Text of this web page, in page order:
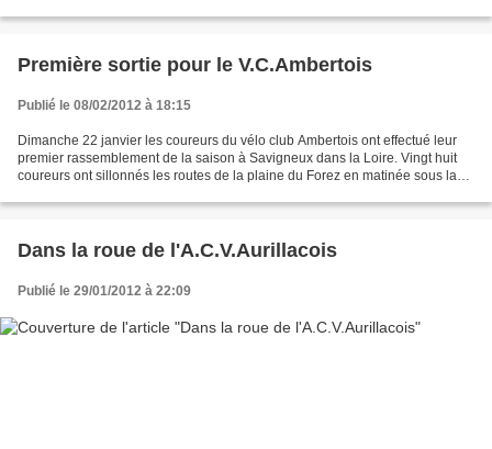
Première sortie pour le V.C.Ambertois
Publié le 08/02/2012 à 18:15
Dimanche 22 janvier les coureurs du vélo club Ambertois ont effectué leur
premier rassemblement de la saison à Savigneux dans la Loire. Vingt huit
coureurs ont sillonnés les routes de la plaine du Forez en matinée sous la
Dans la roue de l'A.C.V.Aurillacois
Publié le 29/01/2012 à 22:09